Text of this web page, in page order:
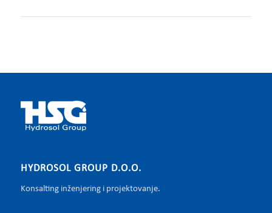
HYDROSOL GROUP D.O.O.
Konsalting inženjering i projektovanje.